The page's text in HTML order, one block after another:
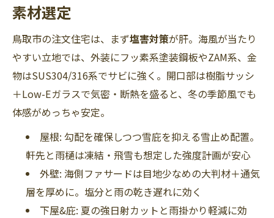
素材選定
鳥取市の注文住宅は、まず塩害対策が肝。海風が当たり
やすい立地では、外装にフッ素系塗装鋼板やZAM系、金
物はSUS304/316系でサビに強く。開口部は樹脂サッシ
＋Low-Eガラスで気密・断熱を盛ると、冬の季節風でも
体感がめっちゃ安定。
屋根: 勾配を確保しつつ雪庇を抑える雪止め配置。
軒先と雨樋は凍結・飛雪も想定した強度計画が安心
外壁: 海側ファサードは目地少なめの大判材＋通気
層を厚めに。塩分と雨の乾き遅れに効く
下屋&庇: 夏の強日射カットと雨掛かり軽減に効